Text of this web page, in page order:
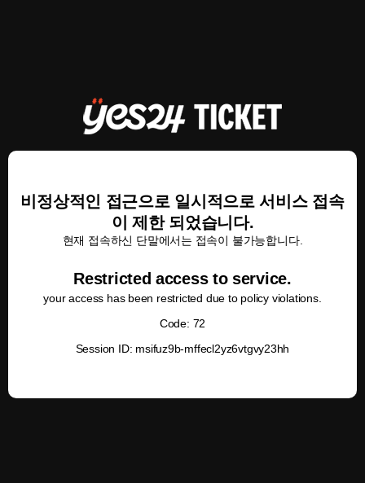
비정상적인 접근으로 일시적으로 서비스 접속
이 제한 되었습니다.
현재 접속하신 단말에서는 접속이 불가능합니다.
Restricted access to service.
your access has been restricted due to policy violations.
Code: 72
Session ID: msifuz9b-mffecl2yz6vtgvy23hh